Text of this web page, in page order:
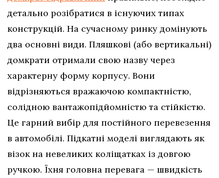
детально розібратися в існуючих типах
конструкцій. На сучасному ринку домінують
два основні види. Пляшкові (або вертикальні)
домкрати отримали свою назву через
характерну форму корпусу. Вони
відрізняються вражаючою компактністю,
солідною вантажопідйомністю та стійкістю.
Це гарний вибір для постійного перевезення
в автомобілі. Підкатні моделі виглядають як
візок на невеликих коліщатках із довгою
ручкою. Їхня головна перевага — швидкість